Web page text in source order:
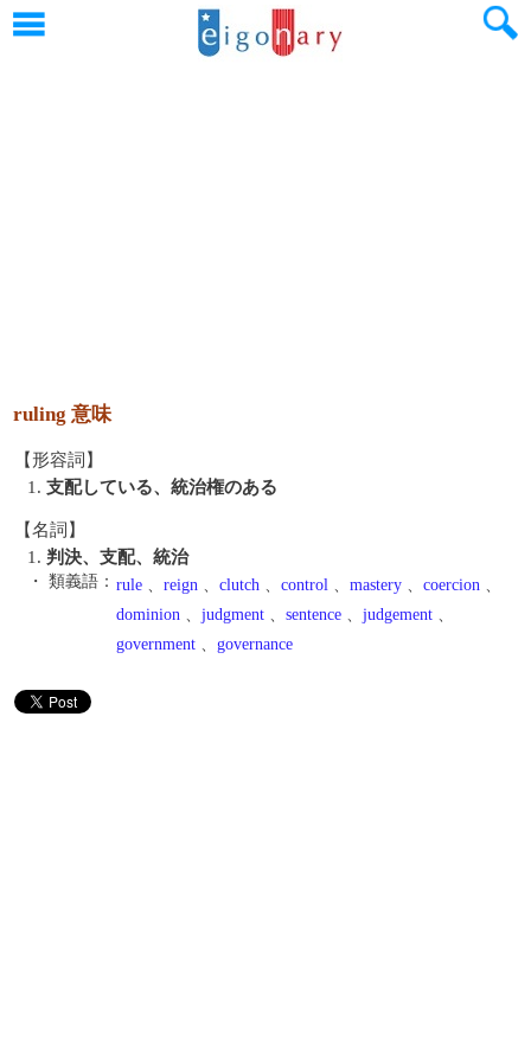
ruling 意味
【形容詞】
1. 支配している、統治権のある
【名詞】
1. 判決、支配、統治
・ 類義語： rule 、 reign 、 clutch 、 control 、 mastery 、 coercion 、
dominion 、 judgment 、 sentence 、 judgement 、
government 、 governance